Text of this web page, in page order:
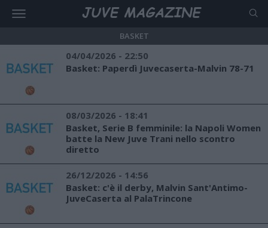
BASKET
04/04/2026 - 22:50
Basket: Paperdì Juvecaserta-Malvin 78-71
08/03/2026 - 18:41
Basket, Serie B femminile: la Napoli Women
batte la New Juve Trani nello scontro
diretto
26/12/2026 - 14:56
Basket: c'è il derby, Malvin Sant'Antimo-
JuveCaserta al PalaTrincone